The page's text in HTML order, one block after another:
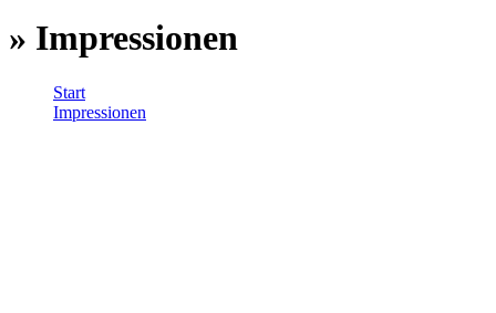
» Impressionen
Start
Impressionen